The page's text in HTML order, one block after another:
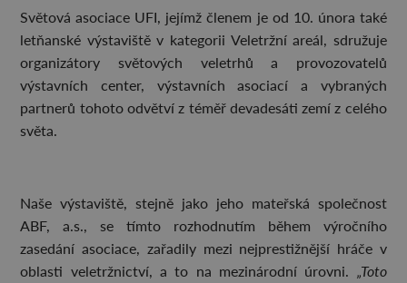
Světová asociace UFI, jejímž členem je od 10. února také
letňanské výstaviště v kategorii Veletržní areál, sdružuje
organizátory světových veletrhů a provozovatelů
výstavních center, výstavních asociací a vybraných
partnerů tohoto odvětví z téměř devadesáti zemí z celého
světa.
Naše výstaviště, stejně jako jeho mateřská společnost
ABF, a.s., se tímto rozhodnutím během výročního
zasedání asociace, zařadily mezi nejprestižnější hráče v
oblasti veletržnictví, a to na mezinárodní úrovni. „Toto